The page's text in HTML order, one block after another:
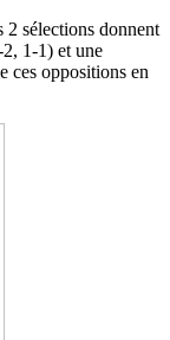
2 sélections donnent
2, 1-1) et une
ces oppositions en